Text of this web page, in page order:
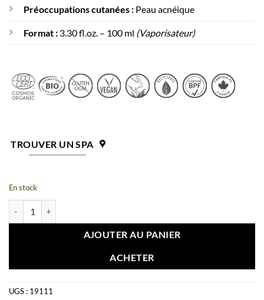
Préoccupations cutanées : Peau acnéique
Format : 3.30 fl.oz. – 100 ml (Vaporisateur)
TROUVER UN SPA
En stock
AJOUTER AU PANIER
ACHETER
UGS : 19111